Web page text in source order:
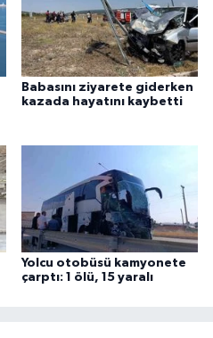
Babasını ziyarete giderken
kazada hayatını kaybetti
Yolcu otobüsü kamyonete
çarptı: 1 ölü, 15 yaralı